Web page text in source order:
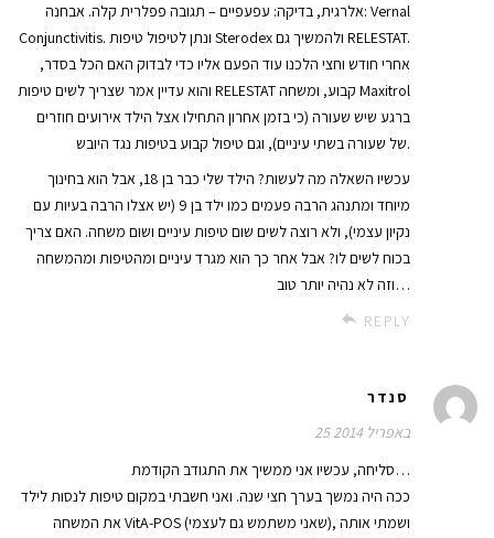
אלרגית, בדיקה: עפעפיים – תגובה פפלרית קלה. אבחנה: Vernal
Conjunctivitis. ונתן לטיפול טיפות Sterodex ולהמשיך גם RELESTAT.
אחרי חודש וחצי הלכנו עוד הפעם אליו כדי לבדוק האם הכל בסדר,
והוא עדיין אמר שצריך לשים טיפות RELESTAT קבוע, ומשחה Maxitrol
ברגע שיש שעורה (כי בזמן אחרון התחילו אצל הילד אירועים חוזרים
של שעורה בשתי עיניים), וגם טיפול קבוע בטיפות נגד היובש.
עכשיו השאלה מה לעשות? הילד שלי כבר בן 18, אבל הוא בחינוך
מיוחד ומתנהג הרבה פעמים כמו ילד בן 9 (יש אצלו הרבה בעיות עם
נקיון עצמי), ולא רוצה לשים שום טיפות עיניים ושום משחה. האם צריך
בכוח לשים לו? אבל אחר כך הוא מגרד עיניים ומהטיפות ומהמשחה
וזה לא נהיה יותר טוב…
REPLY
סנדר
25 באפריל 2014
סליחה, עכשיו אני ממשיך את התגודב הקודמת…
ככה היה נמשך בערך חצי שנה. ואני חשבתי במקום טיפות לנסות לילד
את המשחה VitA-POS (שאני משתמש גם לעצמי), ושמתי אותה